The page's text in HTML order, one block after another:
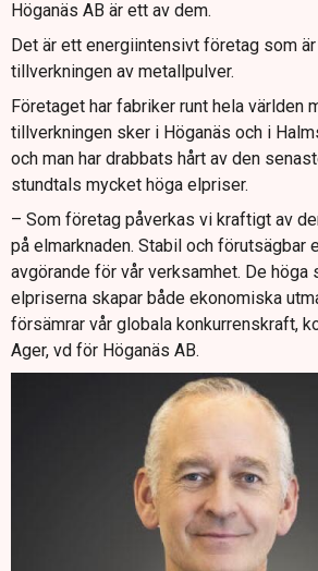
Höganäs AB är ett av dem.
Det är ett energiintensivt företag som
tillverkningen av metallpulver.
Företaget har fabriker runt hela världen
tillverkningen sker i Höganäs och i
och man har drabbats hårt av den
stundtals mycket höga elpriser.
– Som företag påverkas vi kraftigt av
på elmarknaden. Stabil och förutsägbar
avgörande för vår verksamhet. De höga
elpriserna skapar både ekonomiska
försämrar vår globala konkurrenskraft,
Ager, vd för Höganäs AB.